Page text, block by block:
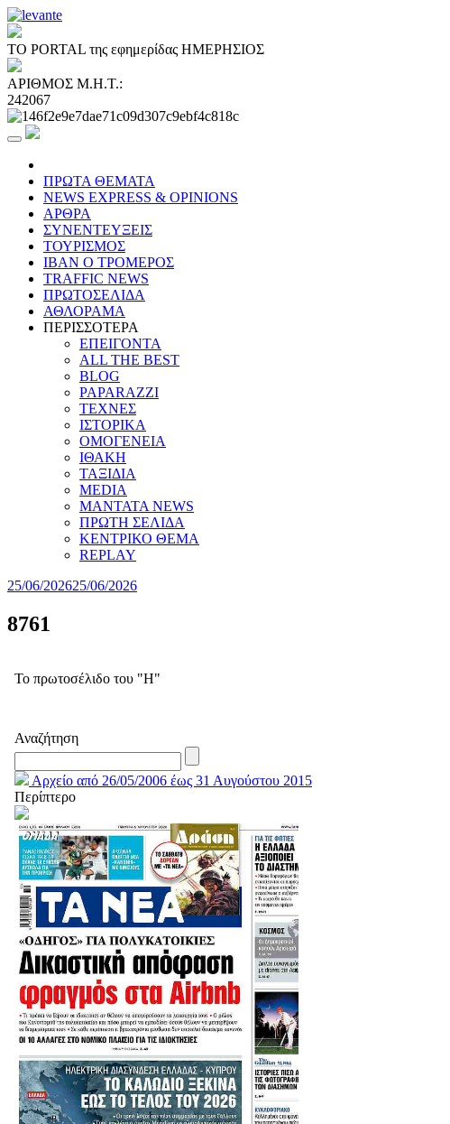
ΤΟ PORTAL της εφημερίδας ΗΜΕΡΗΣΙΟΣ
ΑΡΙΘΜΟΣ Μ.Η.Τ.:
242067
ΠΡΩΤΑ ΘΕΜΑΤΑ
NEWS EXPRESS & OPINIONS
ΑΡΘΡΑ
ΣΥΝΕΝΤΕΥΞΕΙΣ
ΤΟΥΡΙΣΜΟΣ
ΙΒΑΝ Ο ΤΡΟΜΕΡΟΣ
TRAFFIC NEWS
ΠΡΩΤΟΣΕΛΙΔΑ
ΑΘΛΟΡΑΜΑ
ΠΕΡΙΣΣΟΤΕΡΑ
ΕΠΕΙΓΟΝΤΑ
ALL THE BEST
BLOG
PAPARAZZI
ΤΕΧΝΕΣ
ΙΣΤΟΡΙΚΑ
ΟΜΟΓΕΝΕΙΑ
ΙΘΑΚΗ
ΤΑΞΙΔΙΑ
MEDIA
MANTATA NEWS
ΠΡΩΤΗ ΣΕΛΙΔΑ
ΚΕΝΤΡΙΚΟ ΘΕΜΑ
REPLAY
25/06/202625/06/2026
8761
Το πρωτοσέλιδο του "Η"
Αναζήτηση
Αρχείο από 26/05/2006 έως 31 Αυγούστου 2015
Περίπτερο